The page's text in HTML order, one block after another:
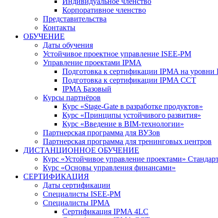
Корпоративное членство
Представительства
Контакты
ОБУЧЕНИЕ
Даты обучения
Устойчивое проектное управление ISEE-PM
Управление проектами IPMA
Подготовка к сертификации IPMA на уровни
Подготовка к сертификации IPMA CCT
IPMA Базовый
Курсы партнёров
Курс «Stage-Gate в разработке продуктов»
Курс «Принципы устойчивого развития»
Курс «Введение в BIM-технологии»
Партнерская программа для ВУЗов
Партнерская программа для тренинговых центров
ДИСТАНЦИОННОЕ ОБУЧЕНИЕ
Курс «Устойчивое управление проектами»
Курс «Основы управления финансами»
СЕРТИФИКАЦИЯ
Даты сертификации
Специалисты ISEE-PM
Специалисты IPMA
Сертификация IPMA 4LC